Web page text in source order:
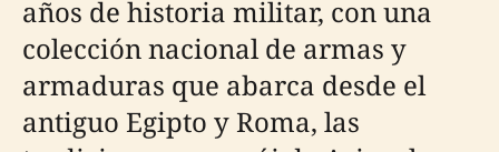
años de historia militar, con una
colección nacional de armas y
armaduras que abarca desde el
antiguo Egipto y Roma, las